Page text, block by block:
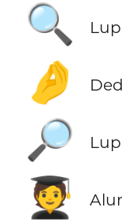
🔍
🤌
🔎
🧑‍🎓